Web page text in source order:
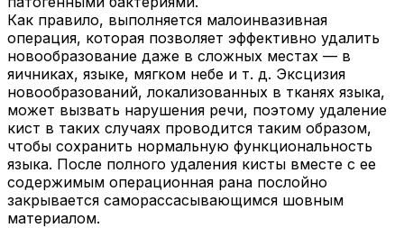
Как правило, выполняется малоинвазивная
операция, которая позволяет эффективно удалить
новообразование даже в сложных местах — в
яичниках, языке, мягком небе и т. д. Эксцизия
новообразований, локализованных в тканях языка,
может вызвать нарушения речи, поэтому удаление
кист в таких случаях проводится таким образом,
чтобы сохранить нормальную функциональность
языка. После полного удаления кисты вместе с ее
содержимым операционная рана послойно
закрывается саморассасывающимся шовным
материалом.